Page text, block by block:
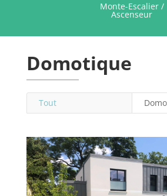
Monte-Escalier /
Ascenseur
Domotique
Tout